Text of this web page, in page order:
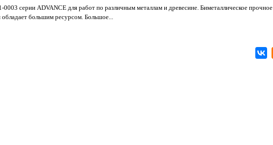
серии ADVANCE для работ по различным металлам и древесине. Биметаллическое прочное
большим ресурсом. Большое...